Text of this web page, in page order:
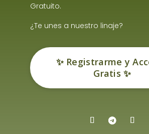
Gratuito.
¿Te unes a nuestro linaje?
✨ Registrarme y
Gratis ✨